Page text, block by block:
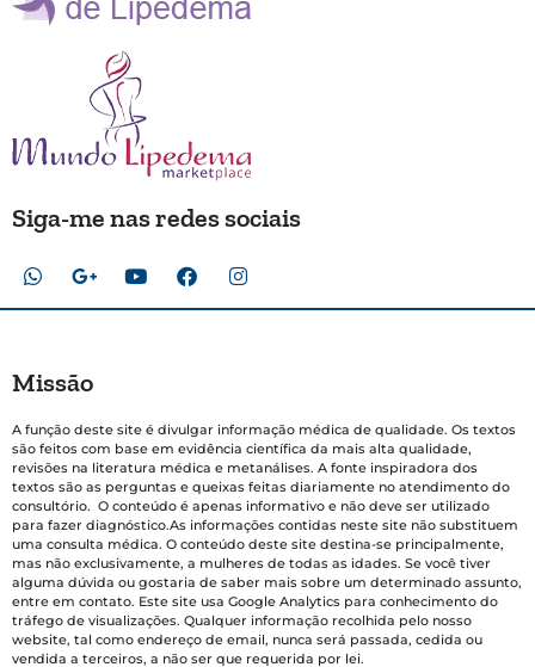
Siga-me nas redes sociais
Missão
A função deste site é divulgar informação médica de qualidade. Os textos
são feitos com base em evidência científica da mais alta qualidade,
revisões na literatura médica e metanálises. A fonte inspiradora dos
textos são as perguntas e queixas feitas diariamente no atendimento do
consultório. O conteúdo é apenas informativo e não deve ser utilizado
para fazer diagnóstico.As informações contidas neste site não substituem
uma consulta médica. O conteúdo deste site destina-se principalmente,
mas não exclusivamente, a mulheres de todas as idades. Se você tiver
alguma dúvida ou gostaria de saber mais sobre um determinado assunto,
entre em contato. Este site usa Google Analytics para conhecimento do
tráfego de visualizações. Qualquer informação recolhida pelo nosso
website, tal como endereço de email, nunca será passada, cedida ou
vendida a terceiros, a não ser que requerida por lei.